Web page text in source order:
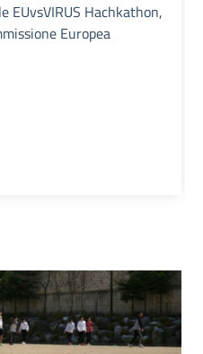
EUvsVIRUS Hachkathon,
Europea